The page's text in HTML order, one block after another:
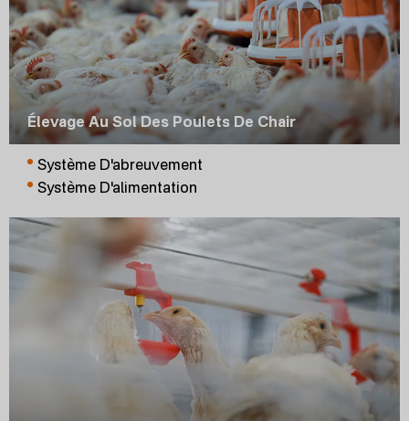
Élevage Au Sol Des Poulets De Chair
Système D'abreuvement
Système D'alimentation